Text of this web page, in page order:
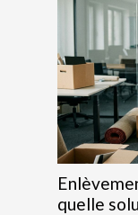
quelle